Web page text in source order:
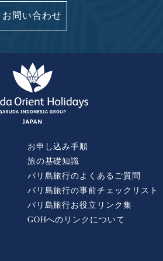
お問い合わせ
お申し込み手順
旅の基礎知識
バリ島旅行のよくあるご質問
バリ島旅行の事前チェックリスト
バリ島旅行お役立リンク集
GOHへのリンクについて